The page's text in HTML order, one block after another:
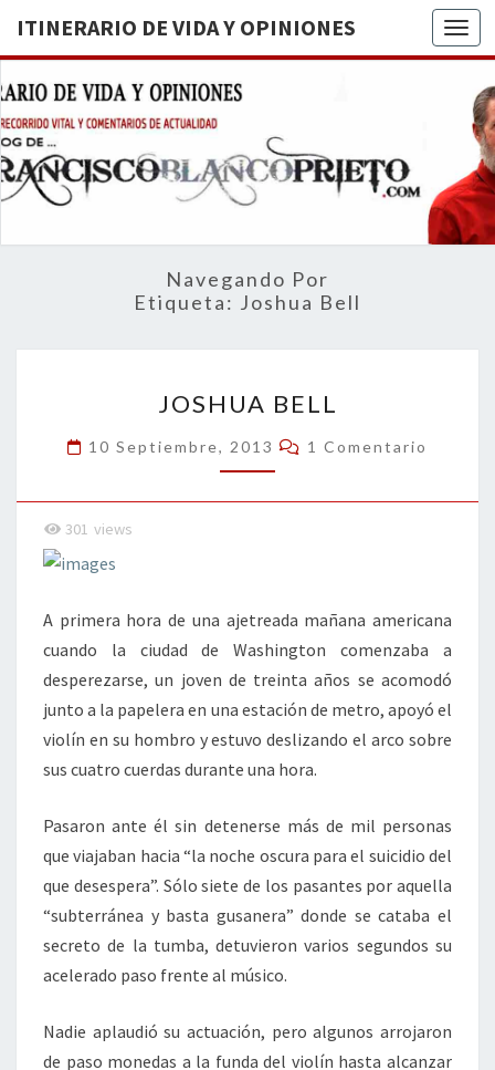
ITINERARIO DE VIDA Y OPINIONES
DE
BREVE
RECORRIDO
VITAL Y
ACTUALIDAD
Navegando Por
Etiqueta: Joshua Bell
BELL
JOSHUA BELL
10 Septiembre, 2013 Comentarios
1 Comentario
301 views
A primera hora de una ajetreada mañana americana
cuando la ciudad de Washington comenzaba a
desperezarse, un joven de treinta años se acomodó
junto a la papelera en una estación de metro, apoyó el
violín en su hombro y estuvo deslizando el arco sobre
sus cuatro cuerdas durante una hora.
Pasaron ante él sin detenerse más de mil personas
que viajaban hacia “la noche oscura para el suicidio del
que desespera”. Sólo siete de los pasantes por aquella
“subterránea y basta gusanera” donde se cataba el
secreto de la tumba, detuvieron varios segundos su
acelerado paso frente al músico.
Nadie aplaudió su actuación, pero algunos arrojaron
de paso monedas a la funda del violín hasta alcanzar